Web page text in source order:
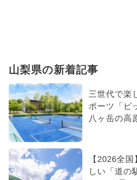
山梨県の新着記事
三世代で楽
ポーツ「ピ
八ヶ岳の高
【2026全
しい「道の